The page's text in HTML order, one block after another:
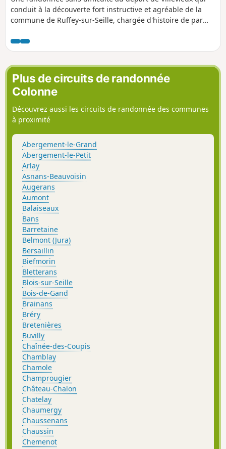
respectez le souhait des propriétaires.
conduit à la découverte fort instructive et agréable de la
commune de Ruffey-sur-Seille, chargée d'histoire de par
célèbres.
Plus de circuits de randonnée
Colonne
Découvrez aussi les circuits de randonnée des communes
à proximité
Abergement-le-Grand
Abergement-le-Petit
Arlay
Asnans-Beauvoisin
Augerans
Aumont
Balaiseaux
Bans
Barretaine
Belmont (Jura)
Bersaillin
Biefmorin
Bletterans
Blois-sur-Seille
Bois-de-Gand
Brainans
Bréry
Bretenières
Buvilly
Chaînée-des-Coupis
Chamblay
Chamole
Champrougier
Château-Chalon
Chatelay
Chaumergy
Chaussenans
Chaussin
Chemenot